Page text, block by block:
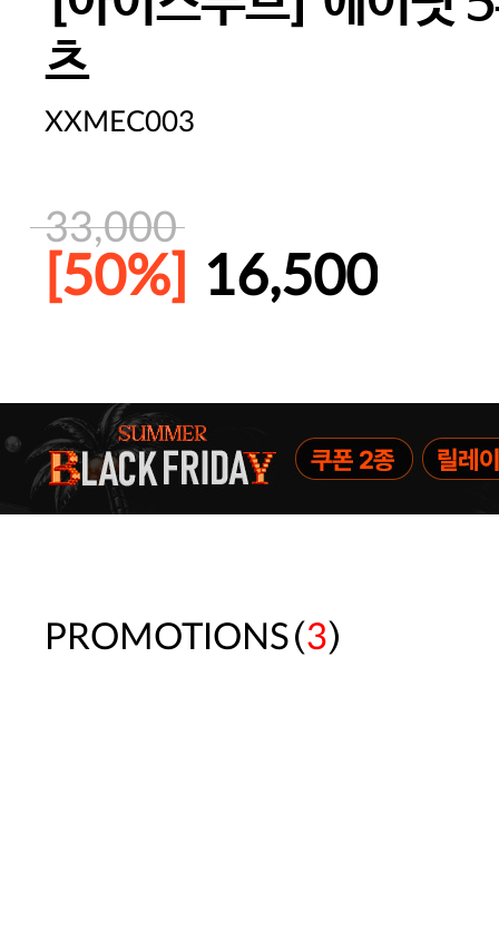
츠
XXMEC003
33,000
[50%] 16,500
파자마 20%(8.5~31) / 구매금액 제
PROMOTIONS(3)